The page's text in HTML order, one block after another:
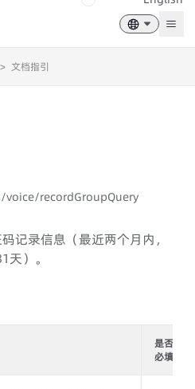
> 文档指引
recordGroupQuery
记录信息（最近两个月内，
）。
是否
必填